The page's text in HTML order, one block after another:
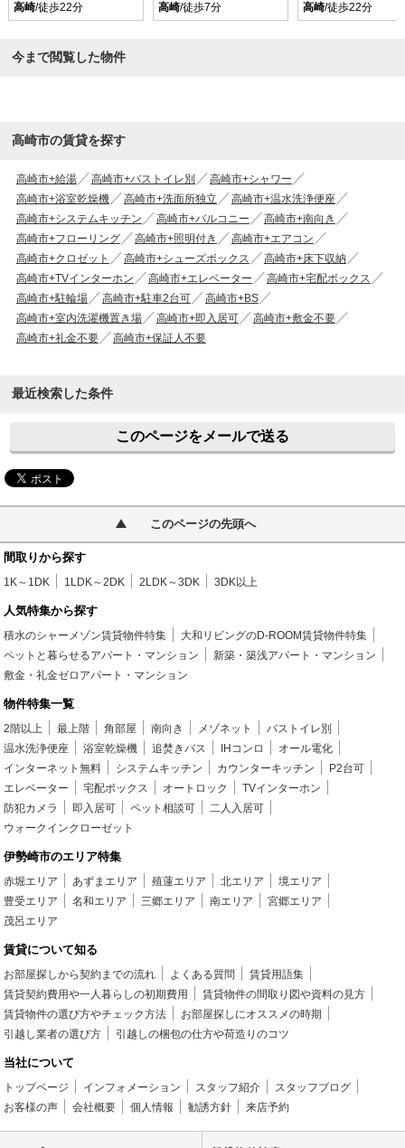
高崎/徒歩22分
高崎/徒歩7分
高崎/徒歩22分
今まで閲覧した物件
高崎市の賃貸を探す
高崎市+給湯 高崎市+バストイレ別
高崎市+シャワー
高崎市+浴室乾燥機
高崎市+洗面所独立
高崎市+温水洗浄便座
高崎市+システムキッチン
高崎市+バルコニー
高崎市+南向き
高崎市+フローリング
高崎市+照明付き
高崎市+エアコン
高崎市+クロゼット
高崎市+シューズボックス
高崎市+床下収納
高崎市+TVインターホン
高崎市+エレベーター
高崎市+宅配ボックス
高崎市+駐輪場
高崎市+駐車2台可
高崎市+BS
高崎市+室内洗濯機置き場
高崎市+即入居可
高崎市+敷金不要
高崎市+礼金不要
高崎市+保証人不要
最近検索した条件
このページをメールで送る
このページの先頭へ
間取りから探す
1K～1DK 1LDK～2DK 2LDK～3DK 3DK以上
人気特集から探す
積水のシャーメゾン賃貸物件特集
大和リビングのD-ROOM賃貸物件特集
ペットと暮らせるアパート・マンション
新築・築浅アパート・マンション
敷金・礼金ゼロアパート・マンション
物件特集一覧
2階以上 最上階 角部屋 南向き メゾネット
バストイレ別
温水洗浄便座
浴室乾燥機 追焚きバス IHコンロ
オール電化
インターネット無料
システムキッチン カウンターキッチン
P2台可
エレベーター
宅配ボックス オートロック
TVインターホン
防犯カメラ
即入居可 ペット相談可
二人入居可
ウォークインクローゼット
伊勢崎市のエリア特集
赤堀エリア あずまエリア 殖蓮エリア 北エリア
境エリア
豊受エリア
名和エリア 三郷エリア 南エリア
宮郷エリア
茂呂エリア
賃貸について知る
お部屋探しから契約までの流れ よくある質問
賃貸用語集
賃貸契約費用や一人暮らしの初期費用
賃貸物件の間取り図や資料の見方
賃貸物件の選び方やチェック方法
お部屋探しにオススメの時期
引越し業者の選び方
引越しの梱包の仕方や荷造りのコツ
当社について
トップページ インフォメーション スタッフ紹介
スタッフブログ
お客様の声
会社概要 個人情報 勧誘方針 来店予約